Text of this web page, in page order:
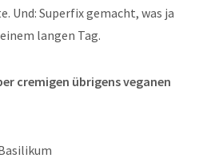
Und: Superfix gemacht, was ja
langen Tag.
cremigen übrigens veganen